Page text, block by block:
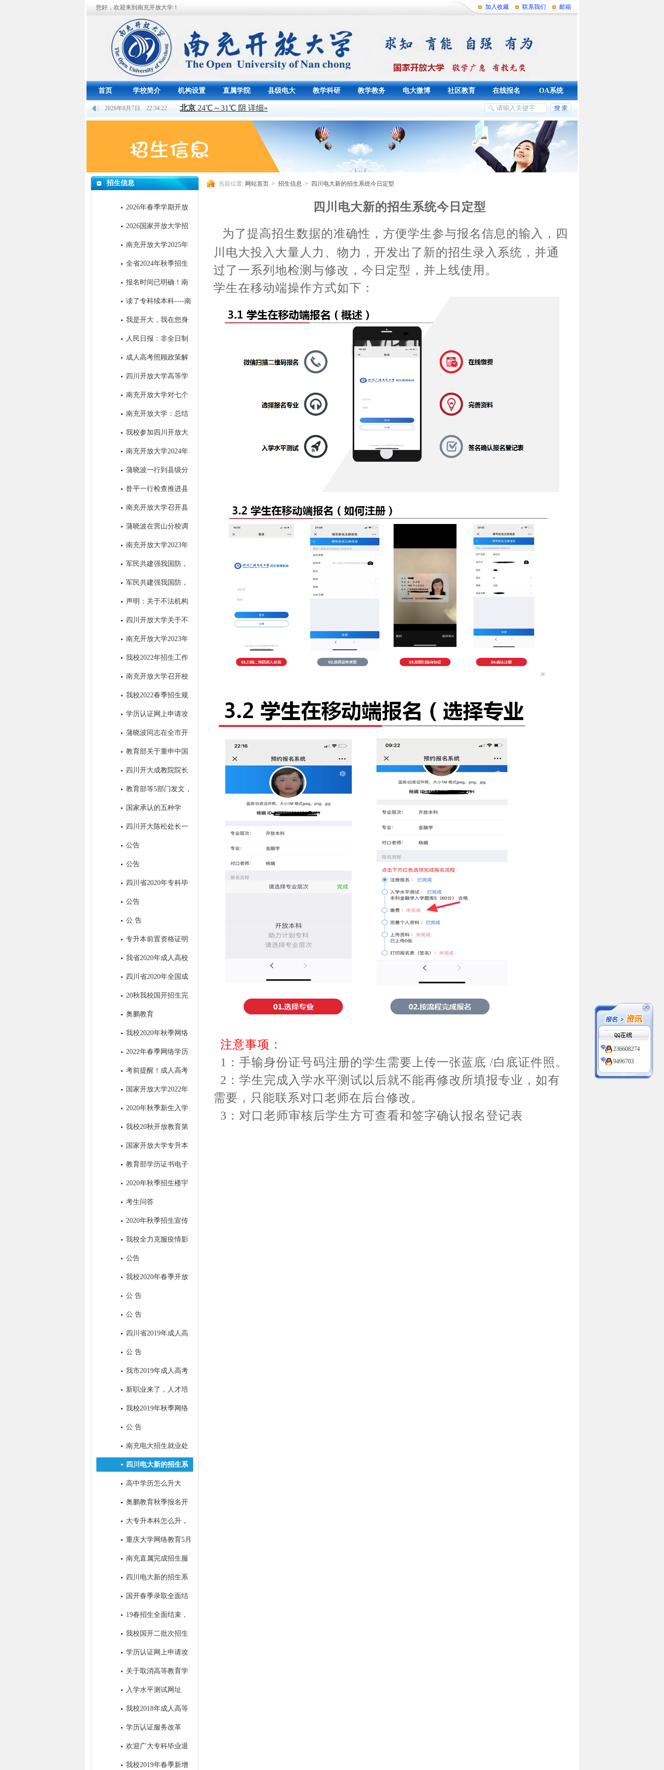
您好，欢迎来到南充开放大学！ 加入收藏 联系我们 邮箱
首页 学校简介 机构设置 直属学院 县级电大 教学科研 教学教务 电大微博 社区教育 在线报名 OA系统
2026年8月7日 22:34:23
招生信息
2026年春季学期开放
教育招生简章
2026国家开放大学招
南充开放大学2025年
全省2024年秋季招生
工作研究部署会在我校召开
报名时间已明确！南
充这所大学在等你
读了专科续本科----南
充开放大学成为求学者首选的学
我是开大，我在您身
人民日报：非全日制
学历一律同等对待!在职学历教
成人高考照顾政策解
四川开放大学高等学
历继续教育退役士兵招生宣传专
南充开放大学对七个
县级分校开展“达标工程”实地验
南充开放大学：总结
去年系统工作 擂响今年春招战
我校参加四川开放大
学举办的全省招生宣传微视频大
南充开放大学2024年
蒲晓波一行到县级分
校检查指导“达标工程”和教务工
昝平一行检查推进县
级分校“达标工程”暨教务工作
南充开放大学召开县
级分校达标工程初审通报会 ​
蒲晓波在营山分校调
研推进秋招工作
南充开放大学2023年
秋季招生进入尾声
军民共建强我国防，
南充开大办“拥军班” ----南充开
仪式圆满举行
军民共建强我国防，
南充开大办“拥军班” ----南充开
仪式圆满举行
声明：关于不法机构
冒用我校名义进行虚假招生的郑
四川开放大学关于不
法机构冒用我校名义进行虚假招
南充开放大学2023年
春季招生简章
我校2022年招生工作
取得历史性突破
南充开放大学召开校
本部2022年秋季招生工作会
我校2022春季招生规
模名列全省市州开大第一名
学历认证网上申请攻
蒲晓波同志在全市开
大系统招生会议上的讲话
教育部关于重申中国
高等教育学生信息网是学历证书
四川开大成教院院长
帅勇一行到我校考察调研
教育部等5部门发文，
加强高等学历继续教育广告发布
国家承认的五种学
历，分别是什么？
四川开大陈松处长一
行到我校考察调研招生工作
公告
公告
四川省2020年专科毕
业退役军人和普通高职（专科）
接受成人本科教育报名公告
公告
公 告
专升本前置资格证明
材料出现问题处理办法
我省2020年成人高校
招生录取最低控制分数线出炉！
四川省2020年全国成
人高考考生身体健康监测公告
20秋我校国开招生完
奥鹏教育
我校2020年秋季网络
教育招生顺利结束
2022年春季网络学历
教育电子科技大学招生简章
考前提醒！成人高考
明天开考，这4点需注意！
国家开放大学2022年
秋季招生简章
2020年秋季新生入学
指南设计印刷项目招标公告
我校20秋开放教育第
一批次招生全面结束
国家开放大学专升本
前置学历​审核中常见问题及处理
教育部学历证书电子
注册备案表申请流程
2020年秋季招生楼宇
视频广告制作项目招标公共
考生问答
2020年秋季招生宣传
H5制作及在南充主流媒体微信
布项目招标公告
我校全力克服疫情影
响，招生工作取得丰硕成果
公告
我校2020年春季开放
教育招生全面结束
公 告
公 告
四川省2019年成人高
校招生全国统一考试录取最低控
公 告
我市2019年成人高考
考试顺利结束
新职业来了，人才培
养咋跟上？
我校2019年秋季网络
教育招生顺利落下帷幕
公 告
南充电大招生就业处
2019年春季工作亮点
四川电大新的招生系
统今日定型
高中学历怎么升大
奥鹏教育秋季报名开
大专升本科怎么升，
大专生怎样考本科？
重庆大学网络教育5月
7号开始报名！
南充直属完成招生服
务中心建设
四川电大新的招生系
统即将投入使用
国开春季录取全面结
束，录取学生信息进入教务系统
19春招生全面结束，
开始备战19秋招生工作
我校国开二批次招生
进入录取阶段
学历认证网上申请攻
关于取消高等教育学
历认证收费以及调整认证受理范
入学水平测试网址
我校2018年成人高等
教育录取工作圆满结束
学历认证服务改革
后，如何进行学籍/学历的查询
欢迎广大专科毕业退
役军人免试进入我校参加成人本
我校2019年春季新增
当前位置: 网站首页 > 招生信息 > 四川电大新的招生系统今日定型
四川电大新的招生系统今日定型
为了提高招生数据的准确性，方便学生参与报名信息的输入，四
川电大投入大量人力、物力，开发出了新的招生录入系统，并通
过了一系列地检测与修改，今日定型，并上线使用。
学生在移动端操作方式如下：
注意事项：
1：手输身份证号码注册的学生需要上传一张蓝底 /白底证件照。
2：学生完成入学水平测试以后就不能再修改所填报专业，如有
需要，只能联系对口老师在后台修改。
3：对口老师审核后学生方可查看和签字确认报名登记表
236608274
9496703
236608274